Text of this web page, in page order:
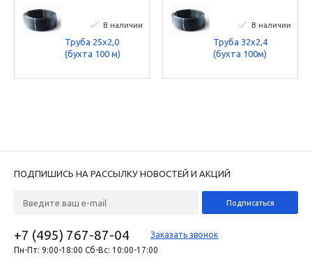
В наличии
Труба 25х2,0
(бухта 100 м)
(1,25 МПа), цвет
В наличии
Труба 32х2,4
(бухта 100м)
(1,25 МПа), цвет
ПОДПИШИСЬ НА РАССЫЛКУ НОВОСТЕЙ И АКЦИЙ
+7 (495) 767-87-04
Заказать звонок
Пн-Пт: 9:00-18:00 Сб-Вс: 10:00-17:00